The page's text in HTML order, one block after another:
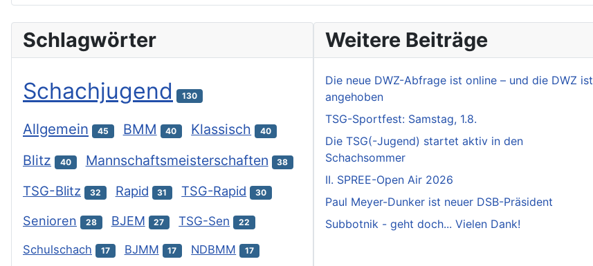
Schlagwörter
Schachjugend 130
Allgemein 45 BMM 40 Klassisch 40
Blitz 40 Mannschaftsmeisterschaften 38
TSG-Blitz 32 Rapid 31 TSG-Rapid 30
Senioren 28 BJEM 27 TSG-Sen 22
Schulschach 17 BJMM 17 NDBMM 17
Weitere Beiträge
Die neue DWZ-Abfrage ist online – und die DWZ ist
angehoben
TSG-Sportfest: Samstag, 1.8.
Die TSG(-Jugend) startet aktiv in den
Schachsommer
II. SPREE-Open Air 2026
Paul Meyer-Dunker ist neuer DSB-Präsident
Subbotnik - geht doch... Vielen Dank!